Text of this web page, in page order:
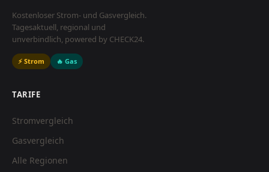
Kostenloser Strom- und Gasvergleich.
Tagesaktuell, regional und
unverbindlich, powered by CHECK24.
⚡ Strom 🔥 Gas
TARIFE
Stromvergleich
Gasvergleich
Alle Regionen